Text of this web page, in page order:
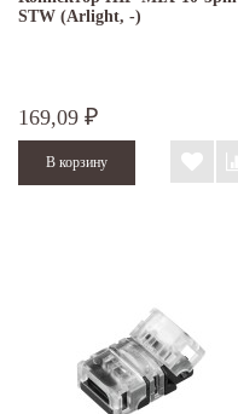
STW (Arlight, -)
169,09 ₽